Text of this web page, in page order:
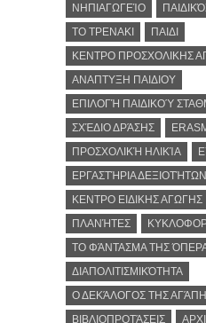
ΝΗΠΙΑΓΩΓΕΊΟ
ΤΟ ΤΡΕΝΑΚΙ
ΠΑΙΔΙ
ΚΕΝΤΡΟ ΠΡΟΣΧΟΛΙΚΗΣ
ΑΝΑΠΤΥΞΗ ΠΑΙΔΙΟΥ
ΕΠΙΛΟΓΉ ΠΑΙΔΙΚΟΎ
ΣΧΈΔΙΟ ΔΡΆΣΗΣ
ΠΡΟΣΧΟΛΙΚΉ ΗΛΙΚΊΑ
ΕΡΓΑΣΤΉΡΙΑ ΔΕΞΙΟΤΉΤΩΝ
ΚΕΝΤΡΟ ΕΙΔΙΚΗΣ ΑΓΩΓΗΣ
ΠΛΑΝΉΤΕΣ
ΤΟ ΦΆΝΤΑΣΜΑ ΤΗΣ
ΔΙΑΠΟΛΙΤΙΣΜΙΚΌΤΗΤΑ
Ο ΔΕΚΆΛΟΓΟΣ ΤΗΣ
ΒΙΒΛΙΟΠΡΟΤΆΣΕΙΣ